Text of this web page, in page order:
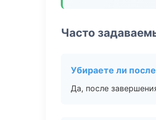
Часто
Убираете ли
Да, после